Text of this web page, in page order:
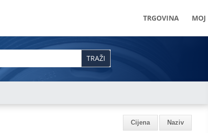
TRGOVINA
Cijena Naziv